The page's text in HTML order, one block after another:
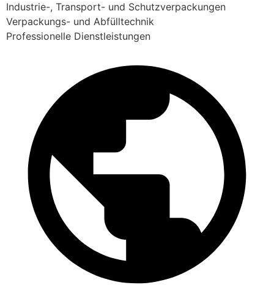
Industrie-, Transport- und Schutzverpackungen
Verpackungs- und Abfülltechnik
Professionelle Dienstleistungen